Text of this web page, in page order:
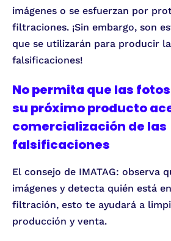
imágenes o se esfuerzan por
filtraciones. ¡Sin embargo, son
que se utilizarán para producir
falsificaciones!
No permita que las
su próximo producto
comercialización de las
falsificaciones
El consejo de IMATAG: observa
imágenes y detecta quién está
filtración, esto te ayudará a
producción y venta.